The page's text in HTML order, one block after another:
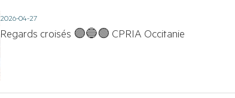
2026-04-27
Regards croisés 🟣🔵🟢 CPRIA Occitanie